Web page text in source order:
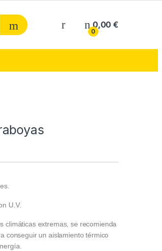
0
0,00€
U.V.
climáticas extremas, se recomienda
conseguir un aislamiento térmico